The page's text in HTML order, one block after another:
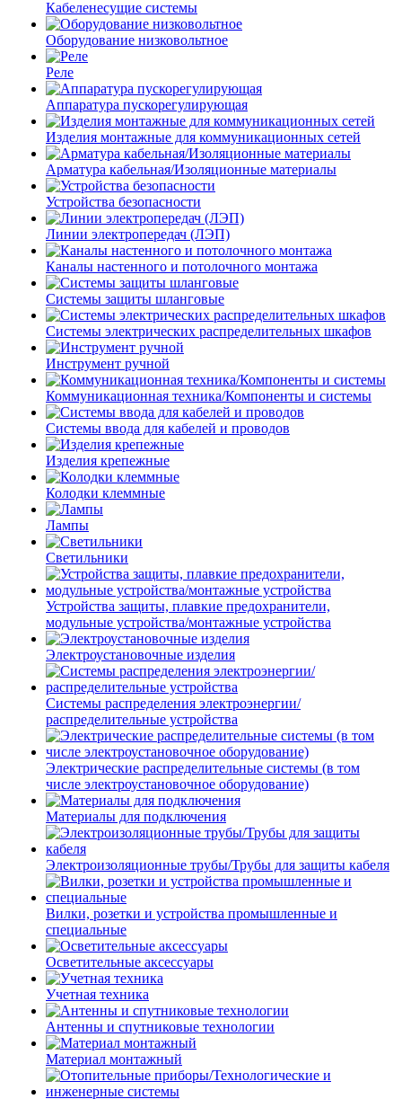
Кабеленесущие системы
Оборудование низковольтное
Реле
Аппаратура пускорегулирующая
Изделия монтажные для коммуникационных сетей
Арматура кабельная/Изоляционные материалы
Устройства безопасности
Линии электропередач (ЛЭП)
Каналы настенного и потолочного монтажа
Системы защиты шланговые
Системы электрических распределительных шкафов
Инструмент ручной
Коммуникационная техника/Компоненты и системы
Системы ввода для кабелей и проводов
Изделия крепежные
Колодки клеммные
Лампы
Светильники
Устройства защиты, плавкие предохранители,
модульные устройства/монтажные устройства
Электроустановочные изделия
Системы распределения электроэнергии/
распределительные устройства
Электрические распределительные системы (в том
числе электроустановочное оборудование)
Материалы для подключения
Электроизоляционные трубы/Трубы для защиты кабеля
Вилки, розетки и устройства промышленные и
специальные
Осветительные аксессуары
Учетная техника
Антенны и спутниковые технологии
Материал монтажный